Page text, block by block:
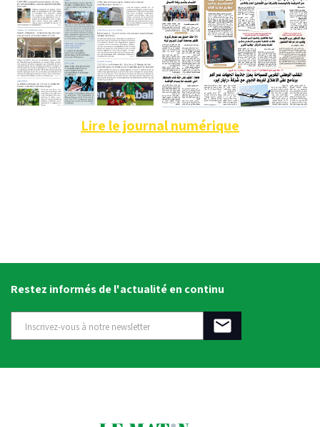
Lire le journal numérique
Restez informés de l'actualité en continu